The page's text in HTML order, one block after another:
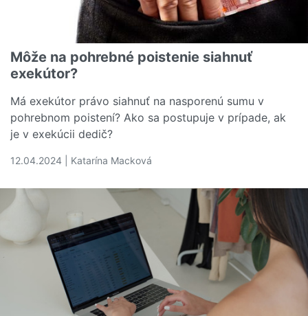
Môže na pohrebné poistenie siahnuť
exekútor?
Má exekútor právo siahnuť na nasporenú sumu v
pohrebnom poistení? Ako sa postupuje v prípade, ak
je v exekúcii dedič?
12.04.2024 | Katarína Macková